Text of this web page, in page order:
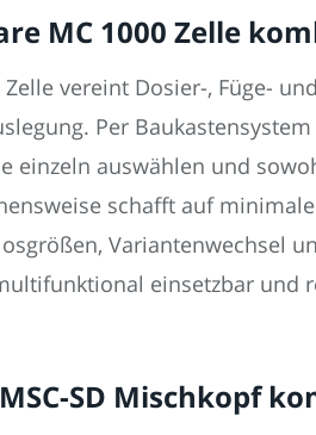
MC 1000 Zelle
Zelle vereint Dosier-, Füge-
Per
einzeln auswählen und
schafft auf
Variantenwechsel
einsetzbar und
SD Mischkopf